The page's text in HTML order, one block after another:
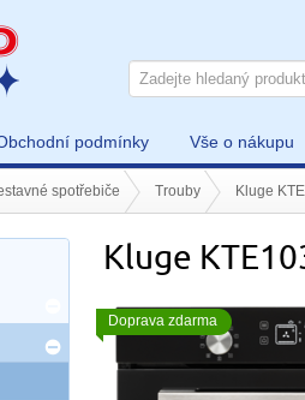
podmínky Vše o nákupu
spotřebiče Trouby Kluge
Kluge
Doprava zdarma